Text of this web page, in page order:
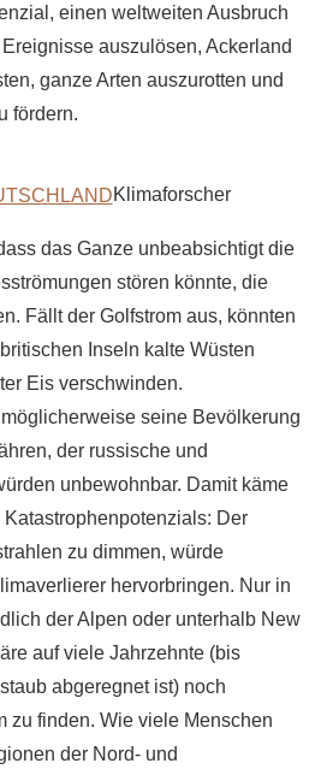
einen weltweiten Ausbruch
auszulösen, Ackerland
ganze Arten auszurotten und
fördern.
Klimaforscher
das Ganze unbeabsichtigt die
stören könnte, die
Fällt der Golfstrom aus, könnten
Inseln kalte Wüsten
Eis verschwinden.
seine Bevölkerung
der russische und
unbewohnbar. Damit käme
Der
zu dimmen, würde
hervorbringen. Nur in
der Alpen oder unterhalb New
auf viele Jahrzehnte (bis
abgeregnet ist) noch
zu finden. Wie viele Menschen
der Nord- und